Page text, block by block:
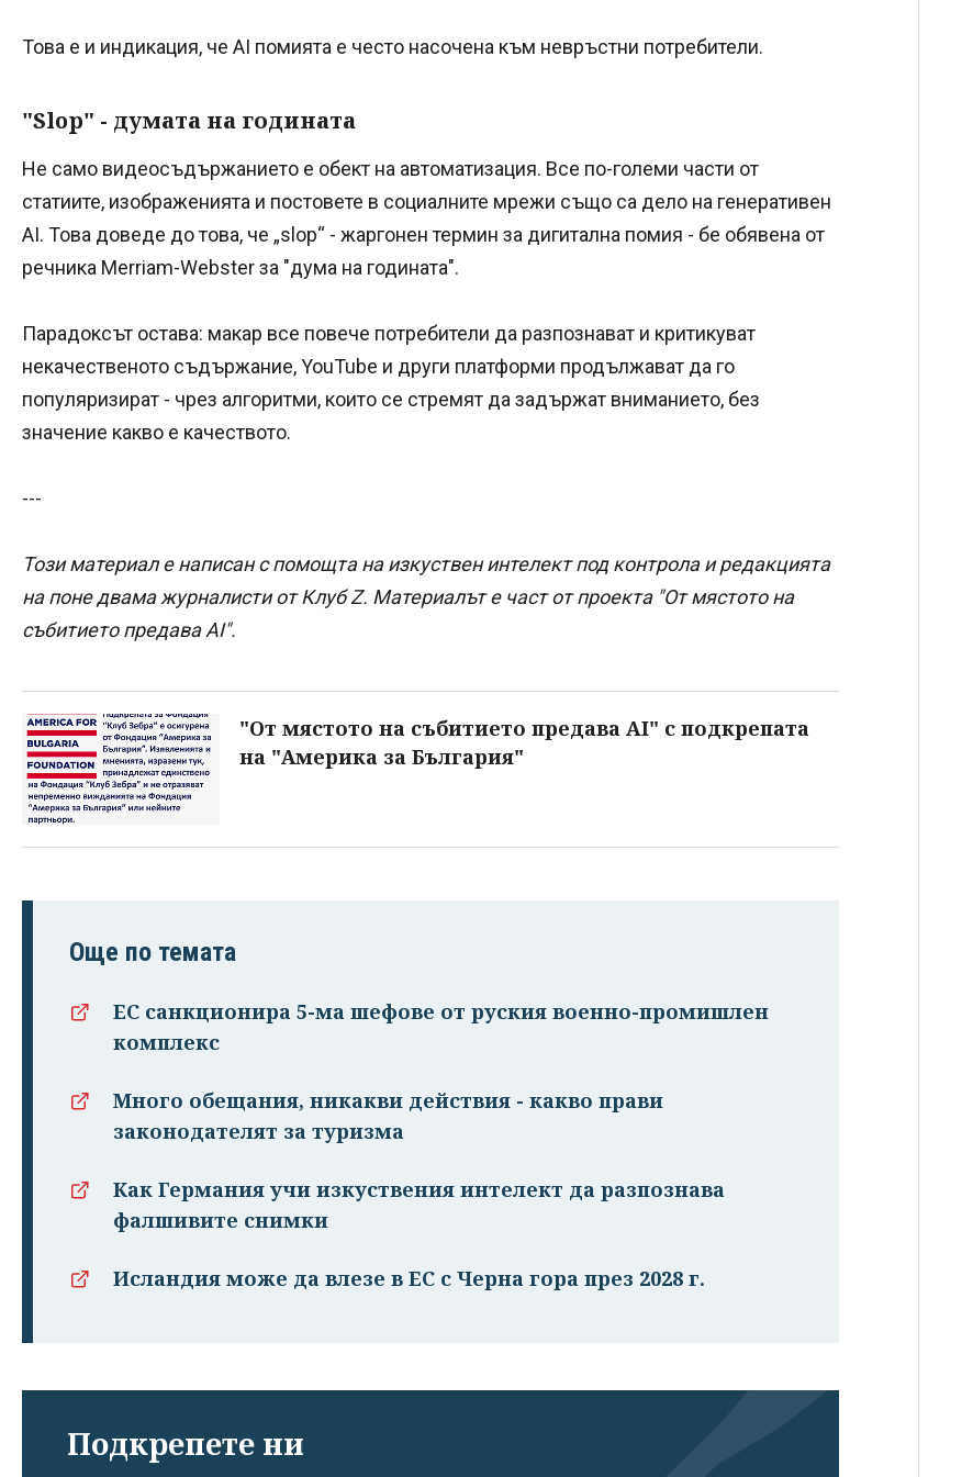
Това е и индикация, че AI помията е често насочена към невръстни потребители.
"Slop" - думата на годината
Не само видеосъдържанието е обект на автоматизация. Все по-големи части от
статиите, изображенията и постовете в социалните мрежи също са дело на генеративен
AI. Това доведе до това, че „slop“ - жаргонен термин за дигитална помия - бе обявена от
речника Merriam-Webster за "дума на годината".
Парадоксът остава: макар все повече потребители да разпознават и критикуват
некачественото съдържание, YouTube и други платформи продължават да го
популяризират - чрез алгоритми, които се стремят да задържат вниманието, без
значение какво е качеството.
---
Този материал е написан с помощта на изкуствен интелект под контрола и редакцията
на поне двама журналисти от Клуб Z. Материалът е част от проекта "От мястото на
събитието предава AI".
"От мястото на събитието предава AI" с подкрепата
на "Америка за България"
Още по темата
ЕС санкционира 5-ма шефове от руския военно-промишлен
комплекс
Много обещания, никакви действия - какво прави
законодателят за туризма
Как Германия учи изкуствения интелект да разпознава
фалшивите снимки
Исландия може да влезе в ЕС с Черна гора през 2028 г.
Подкрепете ни